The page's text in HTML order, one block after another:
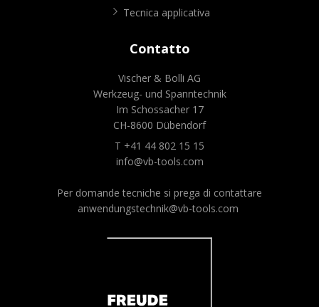
Tecnica applicativa
Contatto
Vischer & Bolli AG
Werkzeug- und Spanntechnik
Im Schossacher 17
CH-8600 Dübendorf
T +41 44 802 15 15
info@vb-tools.com
Per domande tecniche si prega di contattare
anwendungstechnik@vb-tools.com